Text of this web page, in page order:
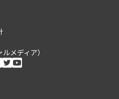
メディア）
ーシャルメディ
facebook
twitter